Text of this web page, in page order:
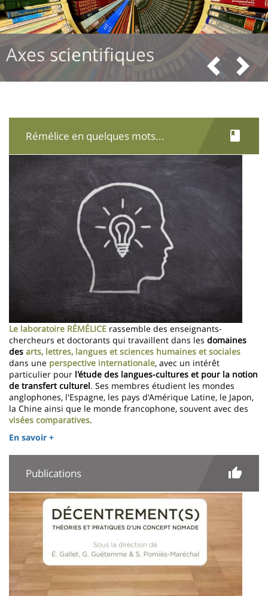
Axes scientifiques
Rémélice en quelques mots...
Le laboratoire RÉMÉLICE rassemble des enseignants-
chercheurs et doctorants qui travaillent dans les domaines
des arts, lettres, langues et sciences humaines et sociales
dans une perspective internationale, avec un intérêt
particulier pour l'étude des langues-cultures et pour la notion
de transfert culturel. Ses membres étudient les mondes
anglophones, l'Espagne, les pays d'Amérique Latine, le Japon,
la Chine ainsi que le monde francophone, souvent avec des
visées comparatives.
En savoir +
Publications
Image